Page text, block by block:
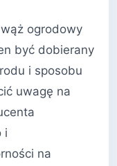
ogrodowy
być dobierany
i sposobu
uwagę na
i
na